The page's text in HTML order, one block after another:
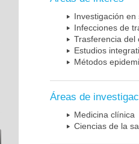
Investigación
Infecciones de
Trasferencia del
Estudios
Métodos
Áreas de
Medicina clínica
Ciencias de la